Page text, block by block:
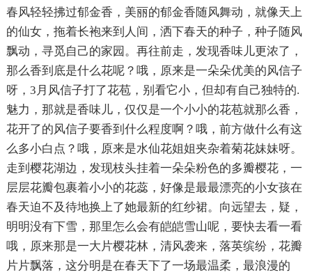
春风轻轻拂过郁金香，美丽的郁金香随风舞动，就像天上
的仙女，拖着长袍来到人间，洒下春天的种子，种子随风
飘动，寻觅自己的家园。再往前走，发现香味儿更浓了，
那么香到底是什么花呢？哦，原来是一朵朵优美的风信子
呀，3月风信子打了花苞，别看它小，但却有自己独特的.
魅力，那就是香味儿，仅仅是一个小小的花苞就那么香，
花开了的风信子要香到什么程度啊？哦，前方做什么有这
么多小白点？哦，原来是水仙花姐姐夹杂着菊花妹妹呀。
走到樱花湖边，发现枝头挂着一朵朵粉色的多瓣樱花，一
层层花瓣包裹着小小的花蕊，好像是最最漂亮的小女孩在
春天迫不及待地换上了她最新的红纱裙。向远望去，疑，
明明没有下雪，那里怎么会有皑皑雪山呢，要快去看一看
哦，原来那是一大片樱花林，清风袭来，落英缤纷，花瓣
片片飘落，这分明是在春天下了一场最温柔，最浪漫的